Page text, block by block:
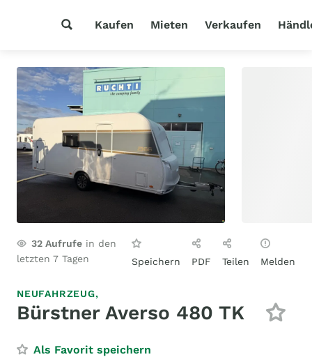
Kaufen Mieten Verkaufen
32 Aufrufe in den
letzten 7 Tagen
Speichern PDF Teilen Melden
NEUFAHRZEUG,
Bürstner Averso 480 TK
Als Favorit speichern